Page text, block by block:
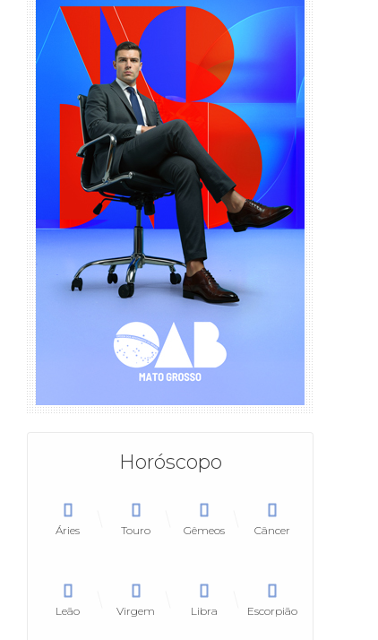
Horóscopo
Áries Touro Gêmeos Câncer
Leão Virgem Libra Escorpião